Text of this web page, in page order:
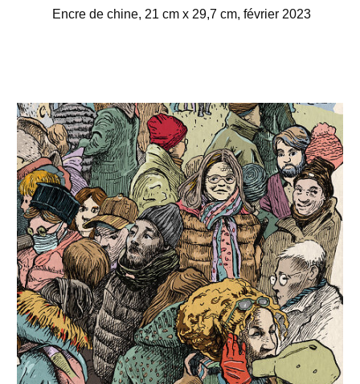
Encre de chine, 21 cm x 29,7 cm, février 2023